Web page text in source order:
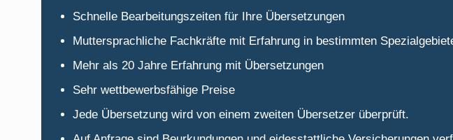
Schnelle Bearbeitungszeiten für Ihre Übersetzungen
Muttersprachliche Fachkräfte mit Erfahrung in bestimmten
Mehr als 20 Jahre Erfahrung mit Übersetzungen
Sehr wettbewerbsfähige Preise
Jede Übersetzung wird von einem zweiten Übersetzer überprüft.